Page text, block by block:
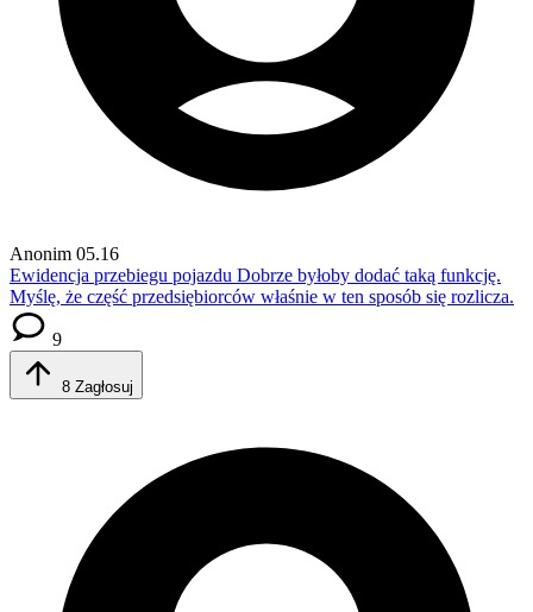
Anonim 05.16
Ewidencja przebiegu pojazdu Dobrze byłoby dodać taką funkcję.
Myślę, że część przedsiębiorców właśnie w ten sposób się rozlicza.
9
8 Zagłosuj